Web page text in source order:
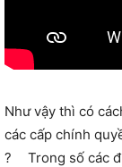
Như vậy thì có
các cấp chính
? Trong số các